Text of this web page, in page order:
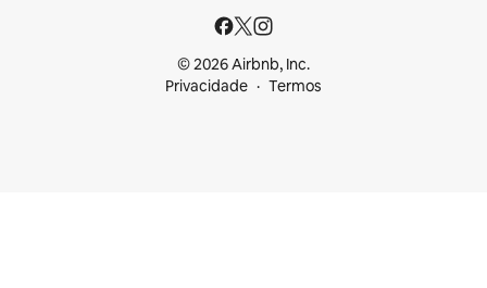
© 2026 Airbnb, Inc.
Privacidade
Termos